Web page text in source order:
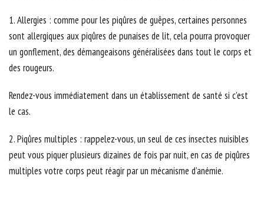
1. Allergies : comme pour les piqûres de guêpes, certaines personnes
sont allergiques aux piqûres de punaises de lit, cela pourra provoquer
un gonflement, des démangeaisons généralisées dans tout le corps et
des rougeurs.
Rendez-vous immédiatement dans un établissement de santé si c’est
le cas.
2. Piqûres multiples : rappelez-vous, un seul de ces insectes nuisibles
peut vous piquer plusieurs dizaines de fois par nuit, en cas de piqûres
multiples votre corps peut réagir par un mécanisme d’anémie.